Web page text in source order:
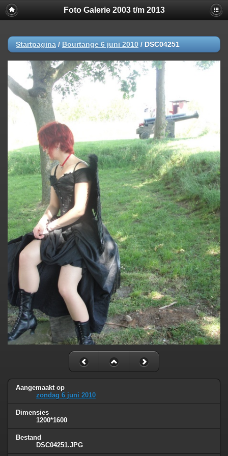
Foto Galerie 2003 t/m 2013
Startpagina / Bourtange 6 juni 2010 / DSC04251
Aangemaakt op
zondag 6 juni 2010
Dimensies
1200*1600
Bestand
DSC04251.JPG